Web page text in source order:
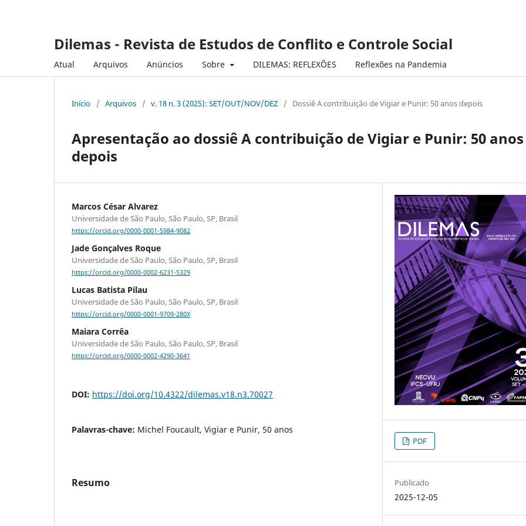
Dilemas - Revista de Estudos de Conflito e Controle Social
Atual Arquivos Anúncios Sobre DILEMAS: REFLEXÕES Reflexões na Pandemia
Início / Arquivos / v. 18 n. 3 (2025): SET/OUT/NOV/DEZ / Dossiê A contribuição de Vigiar e Punir: 50 anos depois
Apresentação ao dossiê A contribuição de Vigiar e Punir: 50 anos
depois
Marcos César Alvarez
Universidade de São Paulo, São Paulo, SP, Brasil
https://orcid.org/0000-0001-5984-9082
Jade Gonçalves Roque
Universidade de São Paulo, São Paulo, SP, Brasil
https://orcid.org/0000-0002-6231-5329
Lucas Batista Pilau
Universidade de São Paulo, São Paulo, SP, Brasil
https://orcid.org/0000-0001-9709-280X
Maiara Corrêa
Universidade de São Paulo, São Paulo, SP, Brasil
https://orcid.org/0000-0002-4290-3641
DOI: https://doi.org/10.4322/dilemas.v18.n3.70027
Palavras-chave: Michel Foucault, Vigiar e Punir, 50 anos
Resumo
PDF
Publicado
2025-12-05